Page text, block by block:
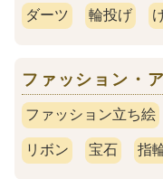
ダーツ 輪投げ
ファッション・
ファッション立ち絵
リボン 宝石 指